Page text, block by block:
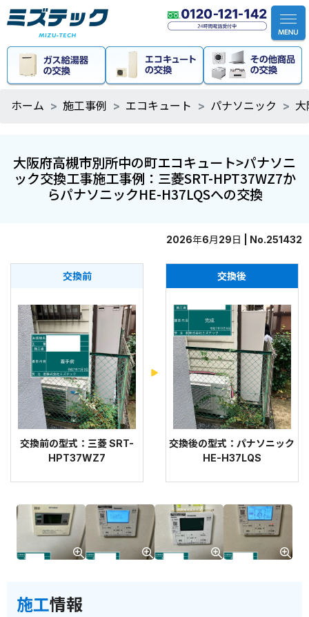
ホーム 施工事例 エコキュート パナソニック
大阪府高槻市別所中の町エコキュート>パナソニ
ック交換工事施工事例：三菱SRT-HPT37WZ7か
らパナソニックHE-H37LQSへの交換
2026年6月29日 | No.251432
交換前
交換前の型式：三菱 SRT-
HPT37WZ7
交換後
交換後の型式：パナソニック
HE-H37LQS
施工情報